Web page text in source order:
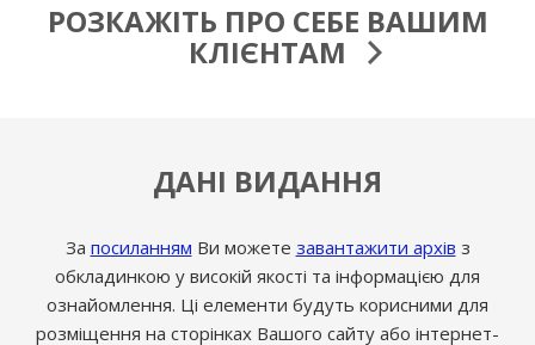
РОЗКАЖІТЬ ПРО СЕБЕ ВАШИМ
КЛІЄНТАМ
ДАНІ ВИДАННЯ
За посиланням Ви можете завантажити архів з
обкладинкою у високій якості та інформацією для
ознайомлення. Ці елементи будуть корисними для
розміщення на сторінках Вашого сайту або інтернет-